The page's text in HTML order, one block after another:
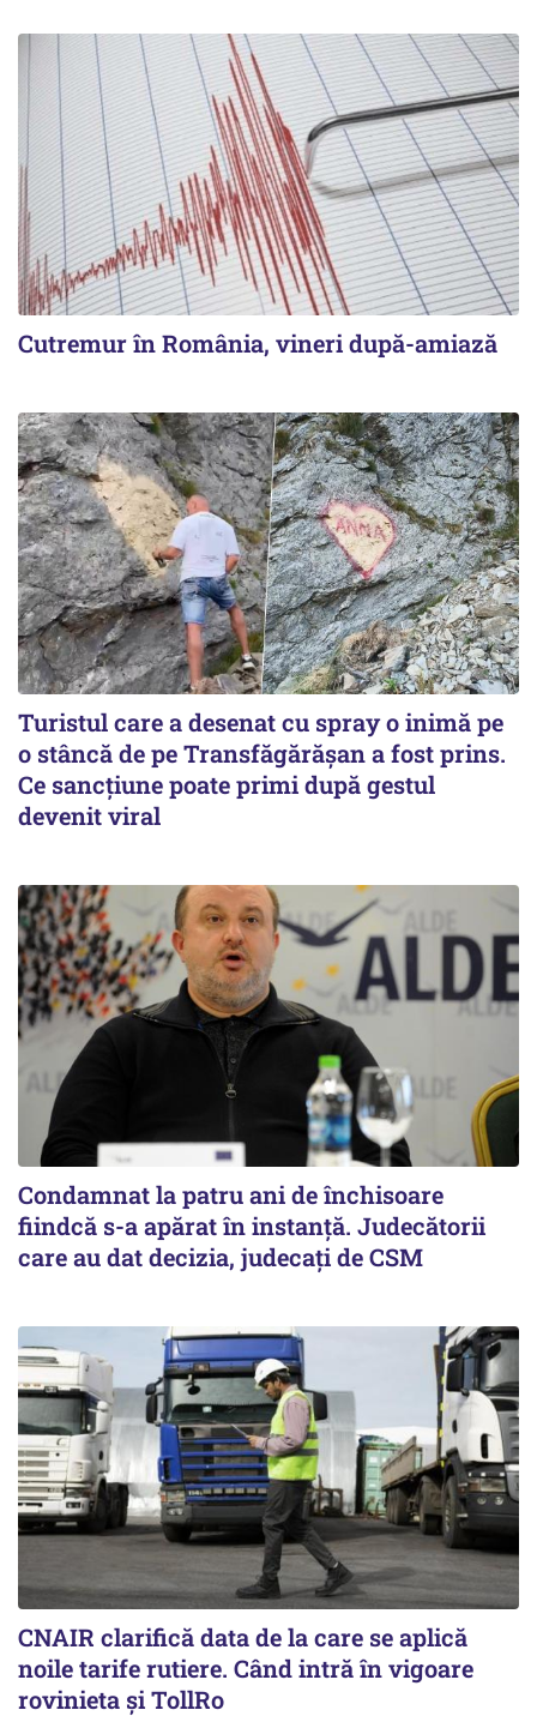
Cutremur în România, vineri după-amiază
Turistul care a desenat cu spray o inimă pe
o stâncă de pe Transfăgărășan a fost prins.
Ce sancțiune poate primi după gestul
devenit viral
Condamnat la patru ani de închisoare
fiindcă s-a apărat în instanță. Judecătorii
care au dat decizia, judecați de CSM
CNAIR clarifică data de la care se aplică
noile tarife rutiere. Când intră în vigoare
rovinieta și TollRo